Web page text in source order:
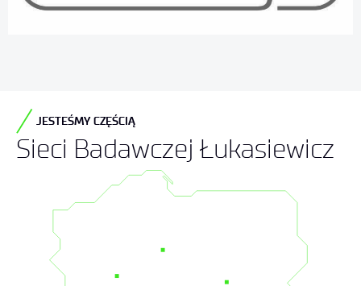
JESTEŚMY CZĘŚCIĄ
Sieci Badawczej Łukasiewicz